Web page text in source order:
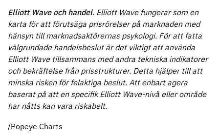
Elliott Wave och handel. Elliott Wave fungerar som en
karta för att förutsäga prisrörelser på marknaden med
hänsyn till marknadsaktörernas psykologi. För att fatta
välgrundade handelsbeslut är det viktigt att använda
Elliott Wave tillsammans med andra tekniska indikatorer
och bekräftelse från prisstrukturer. Detta hjälper till att
minska risken för felaktiga beslut. Att enbart agera
baserat på att en specifik Elliott Wave-nivå eller område
har nåtts kan vara riskabelt.
/Popeye Charts